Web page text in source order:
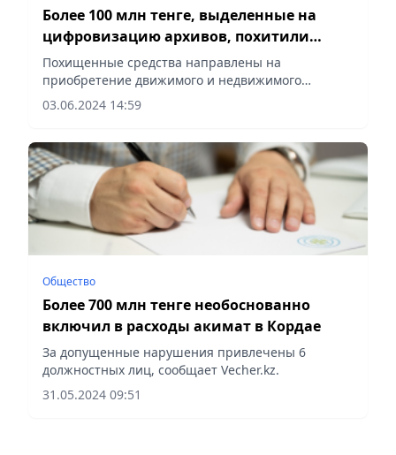
Более 100 млн тенге, выделенные на
цифровизацию архивов, похитили
госчиновник и подрядчик
Похищенные средства направлены на
приобретение движимого и недвижимого
имущества, сообщает Vecher.kz.
03.06.2024 14:59
Общество
Более 700 млн тенге необоснованно
включил в расходы акимат в Кордае
За допущенные нарушения привлечены 6
должностных лиц, сообщает Vecher.kz.
31.05.2024 09:51